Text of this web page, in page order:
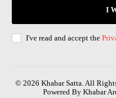
I
I've read and accept the
© 2026 Khabar Satta. All
Powered By Khabar